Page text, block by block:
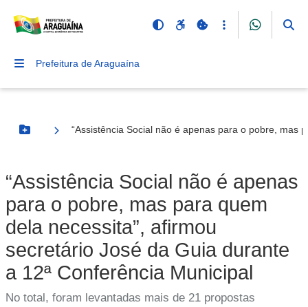
Prefeitura de Araguaína
Botão Menu
“Assistência Social não é apenas para o pobre, mas
“Assistência Social não é apenas
para o pobre, mas para quem
dela necessita”, afirmou
secretário José da Guia durante
a 12ª Conferência Municipal
No total, foram levantadas mais de 21 propostas